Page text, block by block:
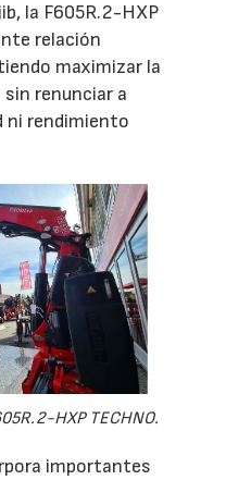
la F605R.2-HXP
relación
maximizar la
renunciar a
ni rendimiento
HXP TECHNO.
importantes